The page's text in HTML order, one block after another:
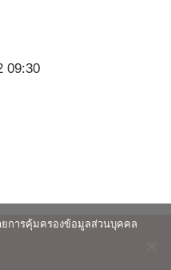
09:30
ยการคุ้มครองข้อมูลส่วนบุคคล